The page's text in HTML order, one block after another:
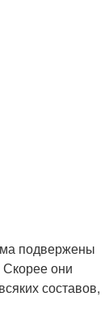
подвержены
Скорее они
составов,